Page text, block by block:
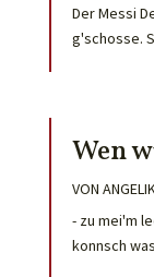
Der Messi
g'schosse.
Wen
VON
- zu mei'm
konnsch